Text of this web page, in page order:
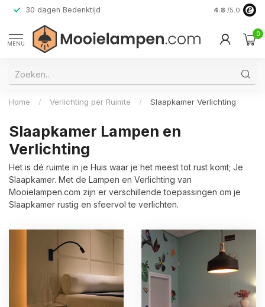
30 dagen Bedenktijd Verzending
4.8 /5.0
MENU
0
Home / Verlichting per Ruimte / Slaapkamer Verlichting
Slaapkamer Lampen en
Verlichting
Het is dé ruimte in je Huis waar je het meest tot rust komt; Je
Slaapkamer. Met de Lampen en Verlichting van
Mooielampen.com zijn er verschillende toepassingen om je
Slaapkamer rustig en sfeervol te verlichten.